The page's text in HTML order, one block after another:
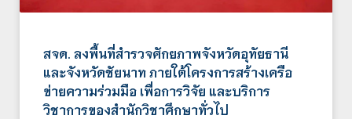
สจด. ลงพื้นที่สำรวจศักยภาพจังหวัดอุทัยธานี
และจังหวัดชัยนาท ภายใต้โครงการสร้างเครือ
ข่ายความร่วมมือ เพื่อการวิจัย และบริการ
วิชาการของสำนักวิชาศึกษาทั่วไป